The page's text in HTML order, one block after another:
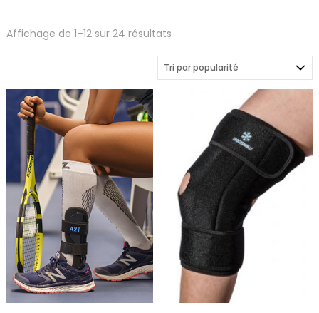
Affichage de 1–12 sur 24 résultatsTrié
popularité